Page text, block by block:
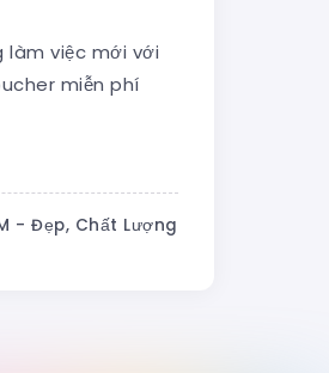
việc mới với
miễn phí
- Đẹp, Chất Lượng